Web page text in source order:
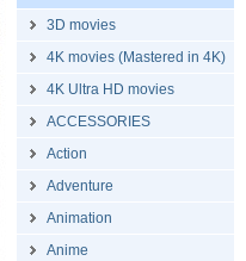
3D movies
4K movies (Mastered in 4K)
4K Ultra HD movies
ACCESSORIES
Action
Adventure
Animation
Anime